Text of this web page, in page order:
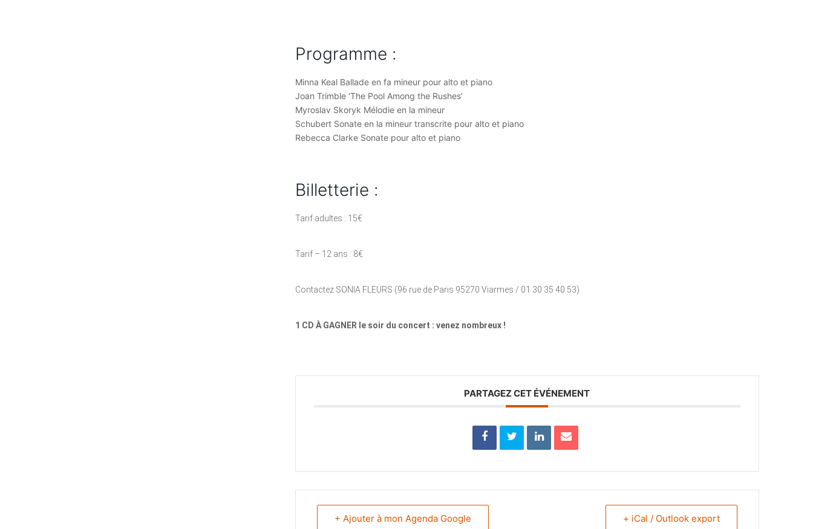
Programme :
Minna Keal Ballade en fa mineur pour alto et piano
Joan Trimble ‘The Pool Among the Rushes’
Myroslav Skoryk Mélodie en la mineur
Schubert Sonate en la mineur transcrite pour alto et piano
Rebecca Clarke Sonate pour alto et piano
Billetterie :
Tarif adultes : 15€
Tarif – 12 ans : 8€
Contactez SONIA FLEURS (96 rue de Paris 95270 Viarmes / 01 30 35 40 53)
1 CD À GAGNER le soir du concert : venez nombreux !
PARTAGEZ CET ÉVÉNEMENT
+ Ajouter à mon Agenda Google + iCal / Outlook export